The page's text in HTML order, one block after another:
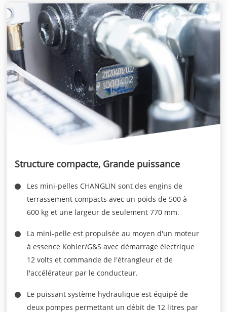
Structure compacte, Grande puissance
Les mini-pelles CHANGLIN sont des engins de
terrassement compacts avec un poids de 500 à
600 kg et une largeur de seulement 770 mm.
La mini-pelle est propulsée au moyen d'un moteur
à essence Kohler/G&S avec démarrage électrique
12 volts et commande de l'étrangleur et de
l'accélérateur par le conducteur.
Le puissant système hydraulique est équipé de
deux pompes permettant un débit de 12 litres par